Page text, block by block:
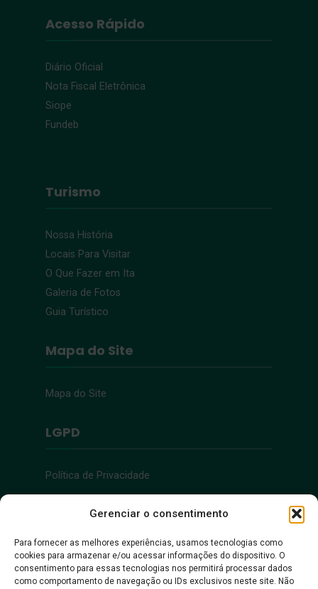
Gerenciar o consentimento
Para fornecer as melhores experiências, usamos tecnologias como
cookies para armazenar e/ou acessar informações do dispositivo. O
consentimento para essas tecnologias nos permitirá processar dados
como comportamento de navegação ou IDs exclusivos neste site. Não
Acesso Rápido
Diário Oficial
Nota Fiscal Eletrônica
Siope
Fundeb
Turismo
Nossa História
Locais Para Visitar
O Que Fazer em Ita
Galeria de Fotos
Guia Turístico
Mapa do Site
Mapa do Site
LGPD
Política de Privacidade
Acessibilidade
Acessibilidade